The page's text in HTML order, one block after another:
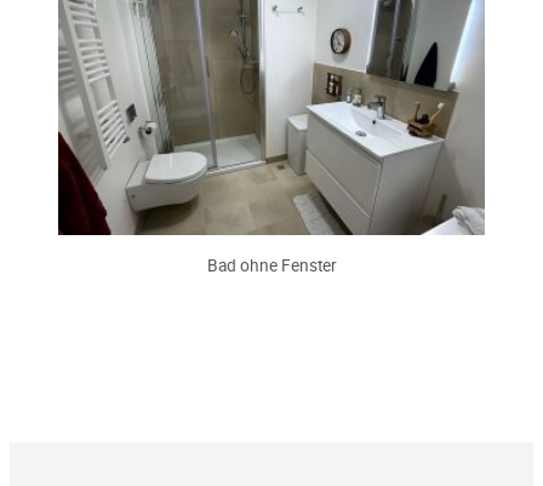
Bad ohne Fenster